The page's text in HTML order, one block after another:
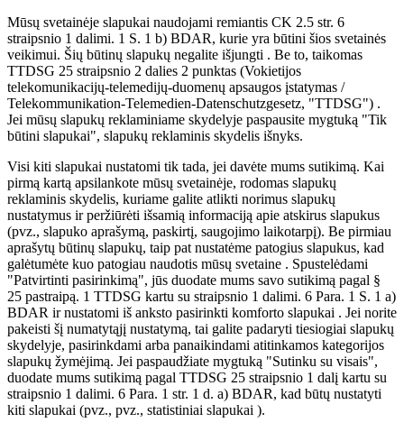
Mūsų svetainėje slapukai naudojami remiantis CK 2.5 str. 6
straipsnio 1 dalimi. 1 S. 1 b) BDAR, kurie yra būtini šios svetainės
veikimui. Šių būtinų slapukų negalite išjungti . Be to, taikomas
TTDSG 25 straipsnio 2 dalies 2 punktas (Vokietijos
telekomunikacijų-telemedijų-duomenų apsaugos įstatymas /
Telekommunikation-Telemedien-Datenschutzgesetz, "TTDSG") .
Jei mūsų slapukų reklaminiame skydelyje paspausite mygtuką "Tik
būtini slapukai", slapukų reklaminis skydelis išnyks.
Visi kiti slapukai nustatomi tik tada, jei davėte mums sutikimą. Kai
pirmą kartą apsilankote mūsų svetainėje, rodomas slapukų
reklaminis skydelis, kuriame galite atlikti norimus slapukų
nustatymus ir peržiūrėti išsamią informaciją apie atskirus slapukus
(pvz., slapuko aprašymą, paskirtį, saugojimo laikotarpį). Be pirmiau
aprašytų būtinų slapukų, taip pat nustatėme patogius slapukus, kad
galėtumėte kuo patogiau naudotis mūsų svetaine . Spustelėdami
"Patvirtinti pasirinkimą", jūs duodate mums savo sutikimą pagal §
25 pastraipą. 1 TTDSG kartu su straipsnio 1 dalimi. 6 Para. 1 S. 1 a)
BDAR ir nustatomi iš anksto pasirinkti komforto slapukai . Jei norite
pakeisti šį numatytąjį nustatymą, tai galite padaryti tiesiogiai slapukų
skydelyje, pasirinkdami arba panaikindami atitinkamos kategorijos
slapukų žymėjimą. Jei paspaudžiate mygtuką "Sutinku su visais",
duodate mums sutikimą pagal TTDSG 25 straipsnio 1 dalį kartu su
straipsnio 1 dalimi. 6 Para. 1 str. 1 d. a) BDAR, kad būtų nustatyti
kiti slapukai (pvz., pvz., statistiniai slapukai ).